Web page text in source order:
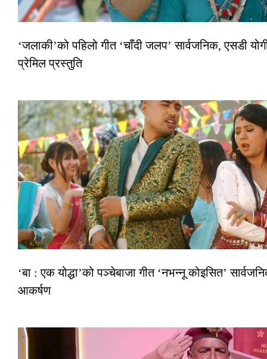
‘जलाकी’को पहिलो गीत ‘चाँदी जलप’ सार्वजनिक, एसडी
प्रेमिल प्रस्तुति
‘बा : एक योद्धा’को पञ्चेबाजा गीत ‘नभन्नू कोइसित’
आकर्षण